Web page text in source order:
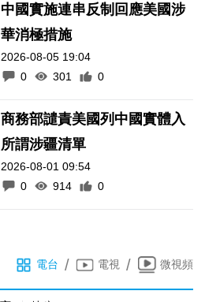
中國實施連串反制回應美國涉
華消極措施
2026-08-05 19:04
0
301 0
商務部譴責美國列中國實體入
所謂涉疆清單
2026-08-01 09:54
0
914 0
電台 / 電視 / 微視頻